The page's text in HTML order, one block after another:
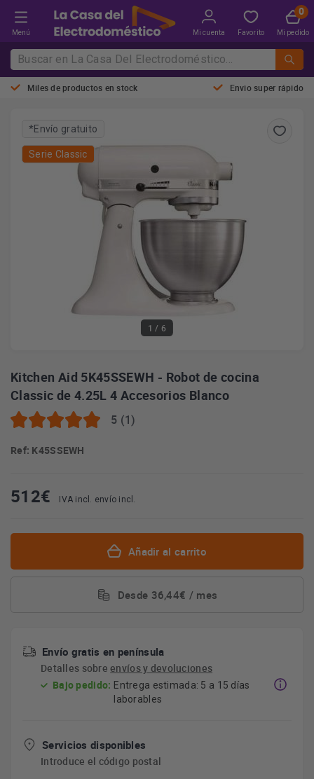
Menú Mi cuenta Favorito Mi pedido
Miles de productos en stock Envio super rápido
1 / 6
*Envío gratuito
Serie Classic
Kitchen Aid 5K45SSEWH - Robot de cocina
Classic de 4.25L 4 Accesorios Blanco
5 (1)
Ref: K45SSEWH
512€ IVA incl. envío incl.
Añadir al carrito
Desde 36,44€ / mes
Envío gratis en península
Detalles sobreenvíos y devoluciones
Bajo pedido: Entrega estimada: 5 a 15 días
laborables
Servicios disponibles
Introduce el código postal